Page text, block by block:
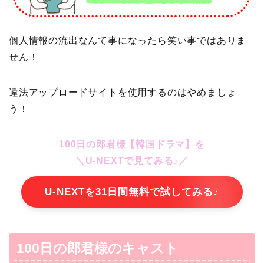
個人情報の流出なんて事になったら笑い事ではありま
せん！
違法アップロードサイトを使用するのはやめましょ
う！
100日の郎君様【韓国ドラマ】を
＼U-NEXTで見てみる♪／
U-NEXTを31日間無料で試してみる♪
100日の郎君様のキャスト